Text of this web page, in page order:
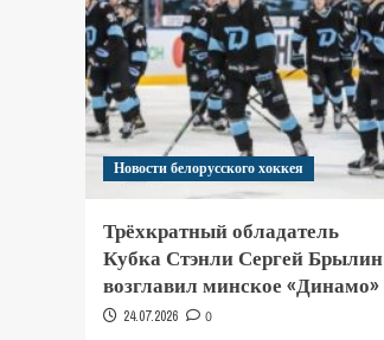
Новости белорусского хоккея
Трёхкратный обладатель
Кубка Стэнли Сергей Брылин
возглавил минское «Динамо»
24.07.2026 0